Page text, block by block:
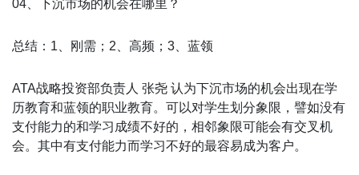
04、下沉市场的机会在哪里？
总结：1、刚需；2、高频；3、蓝领
ATA战略投资部负责人 张尧 认为下沉市场的机会出现在学
历教育和蓝领的职业教育。可以对学生划分象限，譬如没有
支付能力的和学习成绩不好的，相邻象限可能会有交叉机
会。其中有支付能力而学习不好的最容易成为客户。